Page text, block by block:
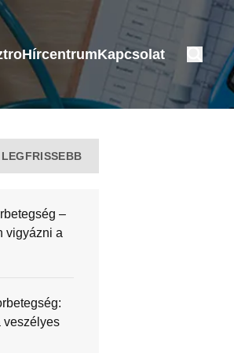
HírcentrumKapcsolat
LEGFRISSEBB
–
vigyázni a
veszélyes